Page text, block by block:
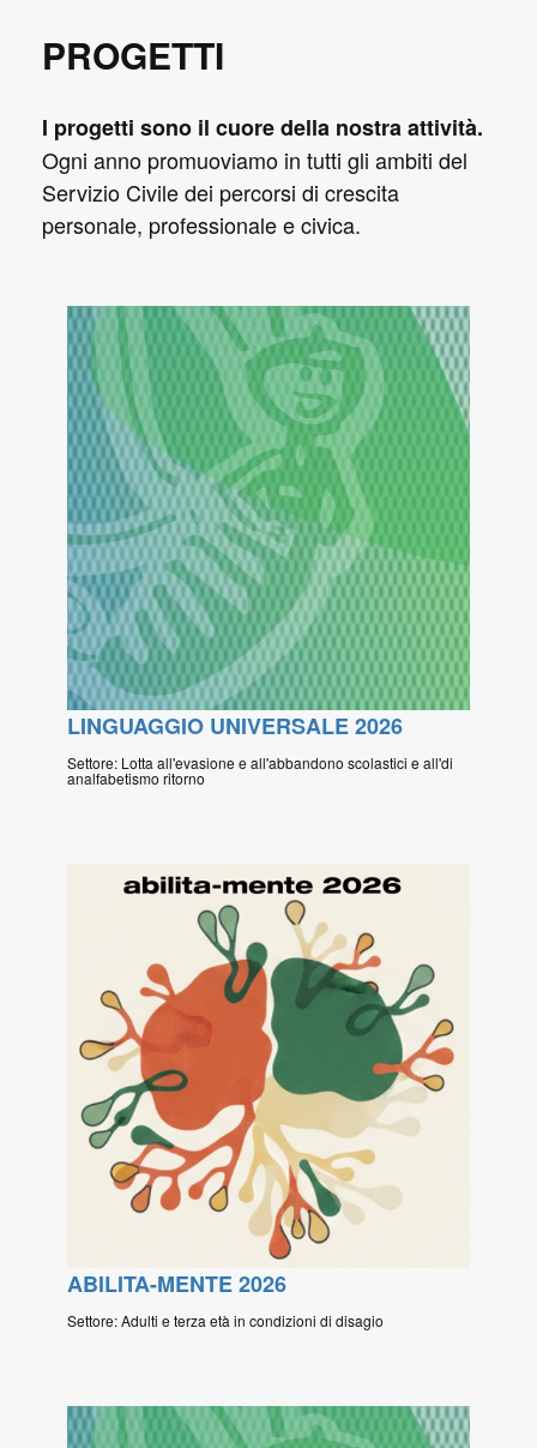
PROGETTI
I progetti sono il cuore della nostra attività.
Ogni anno promuoviamo in tutti gli ambiti del
Servizio Civile dei percorsi di crescita
personale, professionale e civica.
LINGUAGGIO UNIVERSALE 2026
Settore: Lotta all'evasione e all'abbandono scolastici e all'di
analfabetismo ritorno
ABILITA-MENTE 2026
Settore: Adulti e terza età in condizioni di disagio